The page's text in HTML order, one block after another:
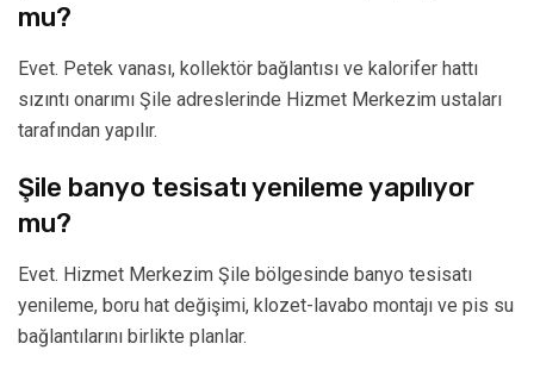
mu?
Evet. Petek vanası, kollektör bağlantısı ve kalorifer hattı
sızıntı onarımı Şile adreslerinde Hizmet Merkezim ustaları
tarafından yapılır.
Şile banyo tesisatı yenileme yapılıyor
mu?
Evet. Hizmet Merkezim Şile bölgesinde banyo tesisatı
yenileme, boru hat değişimi, klozet-lavabo montajı ve pis su
bağlantılarını birlikte planlar.